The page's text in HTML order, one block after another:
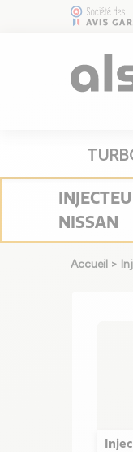
NISSAN
Accueil >